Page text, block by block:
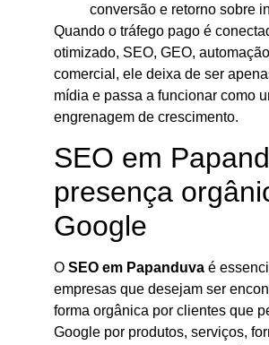
conversão e retorno sobre
Quando o tráfego pago é
otimizado, SEO, GEO,
comercial, ele deixa de ser
mídia e passa a funcionar como
engrenagem de crescimento.
SEO em
presença
Google
O SEO em Papanduva é
empresas que desejam ser
forma orgânica por clientes que
Google por produtos, serviços,